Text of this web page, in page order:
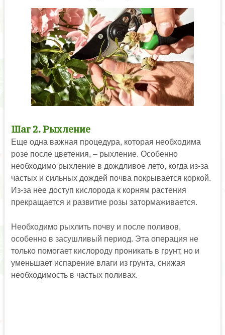
Шаг 2. Рыхление
Еще одна важная процедура, которая необходима
розе после цветения, – рыхление. Особенно
необходимо рыхление в дождливое лето, когда из-за
частых и сильных дождей почва покрывается коркой.
Из-за нее доступ кислорода к корням растения
прекращается и развитие розы затормаживается.
Необходимо рыхлить почву и после поливов,
особенно в засушливый период. Эта операция не
только помогает кислороду проникать в грунт, но и
уменьшает испарение влаги из грунта, снижая
необходимость в частых поливах.